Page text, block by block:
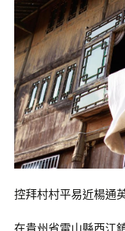
控拜村村平易近楊通
在貴州省雷山縣西江